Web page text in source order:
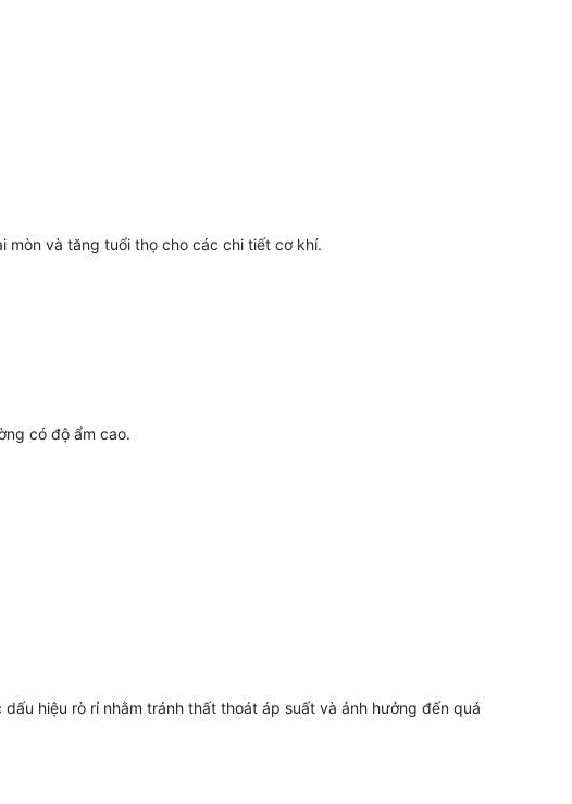
mòn và tăng tuổi thọ cho các chi tiết cơ khí.
có độ ẩm cao.
hiệu rò rỉ nhằm tránh thất thoát áp suất và ảnh hưởng đến quá